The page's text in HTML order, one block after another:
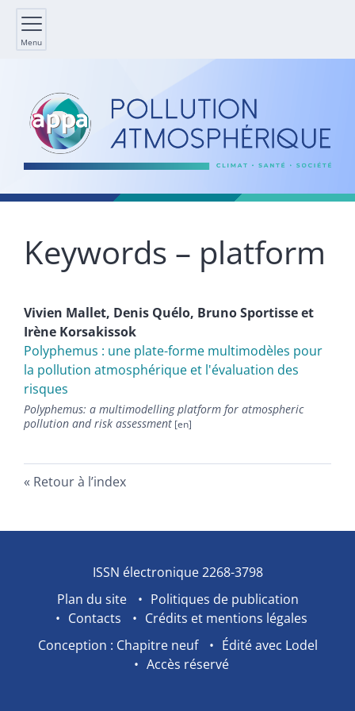
Menu
Keywords – platform
Vivien Mallet, Denis Quélo, BrunoSportisseet
Irène Korsakissok
Polyphemus : une plate-forme multimodèles pour
la pollution atmosphérique et l'évaluation des
risques
Polyphemus: a multimodelling platform for atmospheric
pollution and risk assessment
Retour à l’index
ISSN électronique 2268-3798
Plan du site
Politiques de publication
Contacts
Crédits et mentions légales
Conception : Chapitre neuf
Édité avec Lodel
Accès réservé